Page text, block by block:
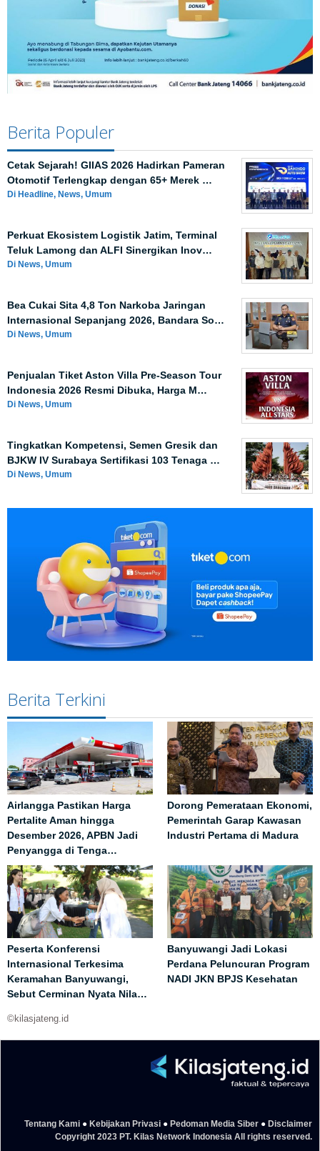
Berita Populer
Cetak Sejarah! GIIAS 2026 Hadirkan Pameran
Otomotif Terlengkap dengan 65+ Merek …
Di Headline, News, Umum
Perkuat Ekosistem Logistik Jatim, Terminal
Teluk Lamong dan ALFI Sinergikan Inov…
Di News, Umum
Bea Cukai Sita 4,8 Ton Narkoba Jaringan
Internasional Sepanjang 2026, Bandara So…
Di News, Umum
Penjualan Tiket Aston Villa Pre-Season Tour
Indonesia 2026 Resmi Dibuka, Harga M…
Di News, Umum
Tingkatkan Kompetensi, Semen Gresik dan
BJKW IV Surabaya Sertifikasi 103 Tenaga …
Di News, Umum
Berita Terkini
Airlangga Pastikan Harga
Pertalite Aman hingga
Desember 2026, APBN Jadi
Penyangga di Tenga…
Dorong Pemerataan Ekonomi,
Pemerintah Garap Kawasan
Industri Pertama di Madura
Peserta Konferensi
Internasional Terkesima
Keramahan Banyuwangi,
Sebut Cerminan Nyata Nila…
Banyuwangi Jadi Lokasi
Perdana Peluncuran Program
NADI JKN BPJS Kesehatan
©kilasjateng.id
Tentang Kami ● Kebijakan Privasi ● Pedoman Media Siber ● Disclaimer
Copyright 2023 PT. Kilas Network Indonesia All rights reserved.